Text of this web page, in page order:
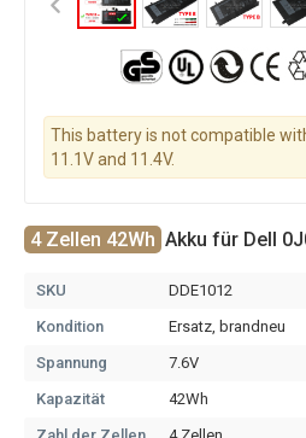
This battery is not compatible
11.1V and 11.4V.
4 Zellen 42Wh Akku für Dell
SKU
DDE1012
Kondition
Ersatz, brandneu
Spannung
7.6V
Kapazität
42Wh